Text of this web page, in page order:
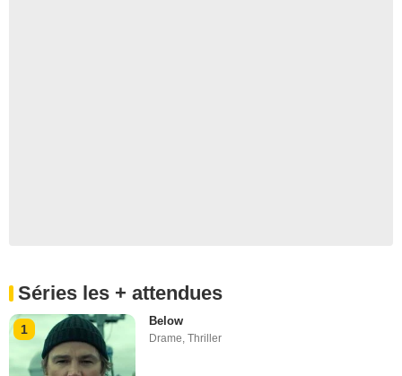
Séries les + attendues
1
Below
Drame ,Thriller